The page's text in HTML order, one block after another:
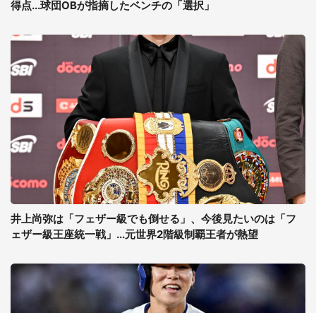
得点...球団OBが指摘したベンチの「選択」
井上尚弥は「フェザー級でも倒せる」、今後見たいのは「フ
ェザー級王座統一戦」...元世界2階級制覇王者が熱望